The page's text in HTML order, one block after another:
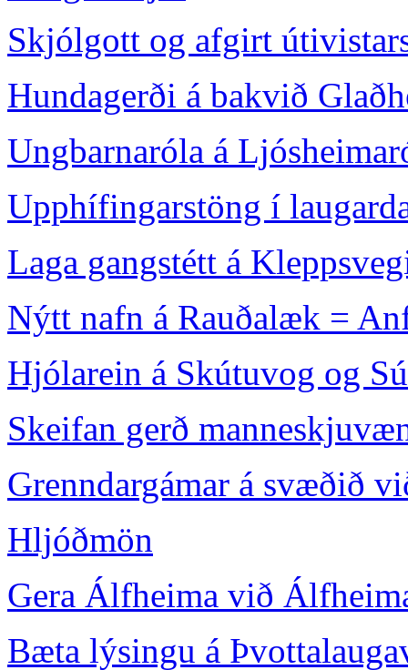
Skjólgott og afgirt
Hundagerði á bakvið
Ungbarnaróla á
Upphífingarstöng í
Laga gangstétt á
Nýtt nafn á Rauðalæk =
Hjólarein á Skútuvog og
Skeifan gerð
Grenndargámar á svæðið
Hljóðmön
Gera Álfheima við
Bæta lýsingu á